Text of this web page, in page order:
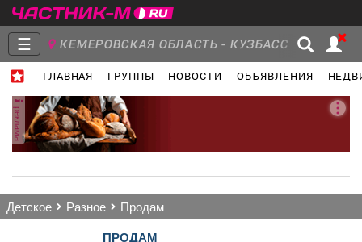
☰ КЕМЕРОВСКАЯ ОБЛАСТЬ - КУЗБАСС
ГЛАВНАЯ ГРУППЫ НОВОСТИ ОБЪЯВЛЕНИЯ
Главная
Группы Новости
реклама
детское разное продам
ПРОДАМ